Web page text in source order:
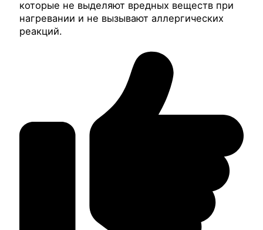
которые не выделяют вредных веществ при
нагревании и не вызывают аллергических
реакций.